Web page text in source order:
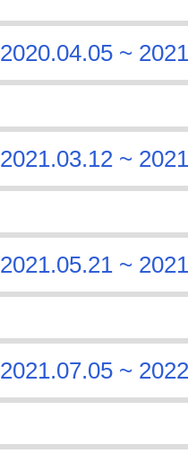
2020.04.05 ~
2021.03.12 ~
2021.05.21 ~
2021.07.05 ~